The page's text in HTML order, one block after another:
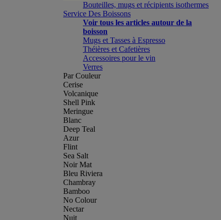
Bouteilles, mugs et récipients isothermes
Service Des Boissons
Voir tous les articles autour de la
boisson
Mugs et Tasses à Espresso
Théières et Cafetières
Accessoires pour le vin
Verres
Par Couleur
Cerise
Volcanique
Shell Pink
Meringue
Blanc
Deep Teal
Azur
Flint
Sea Salt
Noir Mat
Bleu Riviera
Chambray
Bamboo
No Colour
Nectar
Nuit